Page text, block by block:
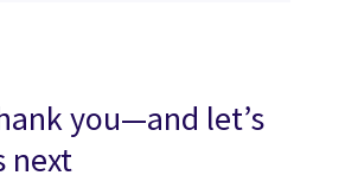
you—and let’s
next